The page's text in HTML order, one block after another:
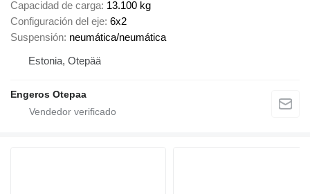
Capacidad de carga 13.100 kg
Configuración del eje 6x2
Suspensión neumática/neumática
Estonia, Otepää
Engeros Otepaa